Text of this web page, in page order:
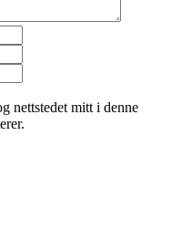
nettstedet mitt i denne